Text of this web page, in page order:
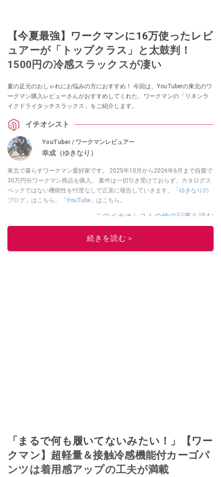
【今夏最強】ワークマンに16万使ったレビ
ュアーが「トップクラス」と太鼓判！
1500円の冷感スラックスが凄い
夏の足元のおしゃれにお悩みの方におすすめ！ 今回は、YouTuberの東北のワ
ークマン購入レビューさんがおすすめしてくれた、ワークマンの「リネンラ
イクドライタッチスラックス」をご紹介します。
イチオシスト
YouTuber / ワークマンレビュアー
幸成（ゆきなり）
東北で暮らすワークマン愛好家です。 2025年10月から2026年6月まで自腹で
30万円分ワークマン商品を購入。 案件は一切引き受けておらず、カタログス
ペックではない機能性を忖度なしで正直に報告していきます。「ゆきなりの
ブログ 」はこちら。「YouTube 」はこちら。
このイチオシストの他の記事を読む
続きを読む＞
「まるで何も履いてないみたい！」【ワー
クマン】超軽量＆接触冷感機能付カーゴパ
ンツは着用感アップの工夫が満載